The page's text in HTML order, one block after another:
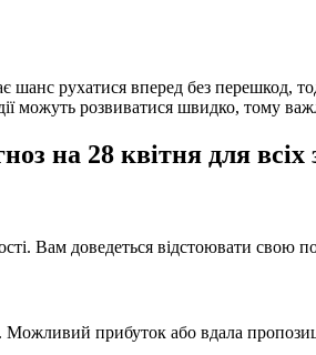
шанс рухатися вперед без перешкод,
можуть розвиватися швидко, тому
на 28 квітня для всіх
Вам доведеться відстоювати свою
Можливий прибуток або вдала